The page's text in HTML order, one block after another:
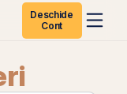
Deschide
Cont